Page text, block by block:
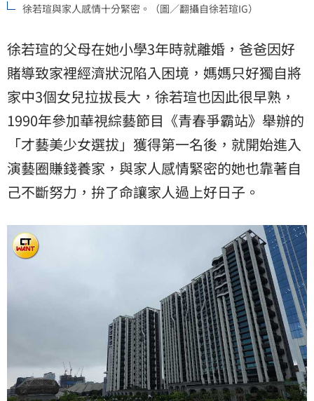
徐若瑄與家人感情十分緊密。（圖／翻攝自徐若瑄IG）
徐若瑄的父母在她小學3年時就離婚，爸爸因好
賭導致家裡經濟狀況陷入困境，媽媽只好獨自將
家中3個女兒拉拔長大，徐若瑄也因此很早熟，
1990年參加華視綜藝節目《青春爭霸站》舉辦的
「才藝美少女選拔」獲得第一名後，就開始進入
演藝圈賺錢養家，與家人感情緊密的她也靠著自
己不斷努力，拚了命讓家人過上好日子。